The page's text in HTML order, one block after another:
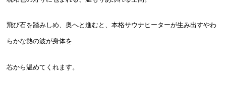
飛び石を踏みしめ、奥へと進むと、本格サウナヒーターが生み出すやわ
らかな熱の波が身体を
芯から温めてくれます。